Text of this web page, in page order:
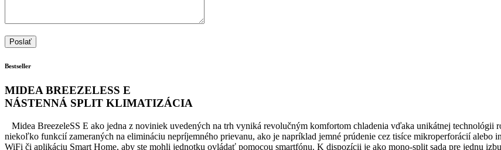
Bestseller
MIDEABREEZELESS E
NÁSTENNÁ SPLIT KLIMATIZÁCIA
Midea BreezeleSS E ako jedna z noviniek uvedených na trh vyniká revolučným komfortom chladenia vďaka unikátnej technológii
niekoľko funkcií zameraných na elimináciu nepríjemného prievanu, ako je napríklad jemné prúdenie cez tisíce mikroperforácií
WiFi či aplikáciu Smart Home, aby ste mohli jednotku ovládať pomocou smartfónu. K dispozícii je ako mono-split sada pre jednu